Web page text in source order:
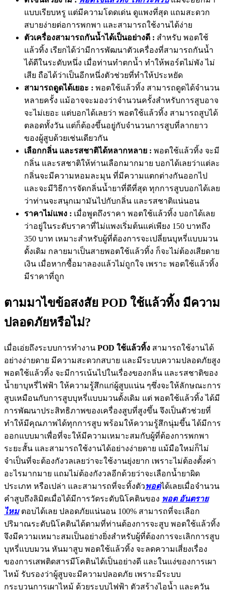
แบบเรียบหรู แต่มีความโดดเด่น ดูแพงที่สุด แถมสะดวก
สบายง่ายต่อการพกพา และสามารถใช้งานได้ง่าย
ตัวเครื่องสามารถกันน้ำได้เป็นอย่างดี : สำหรับ พอตใช้
แล้วทิ้ง เรียกได้ว่ามีการพัฒนาตัวเครื่องที่สามารถกันน้ำ
ได้ดีในระดับหนึ่ง เมื่อท่านทำตกน้ำ ทำให้พอร์ตไม่พัง ไม่
เสีย ถือได้ว่าเป็นอีกหนึ่งตัวช่วยที่ทำให้ประหยัด
สามารถดูดได้เยอะ : พอตใช้แล้วทิ้ง สามารถดูดได้จำนวน
หลายครั้ง แม้อาจจะมองว่าจำนวนครั้งสำหรับการสูบอาจ
จะไม่เยอะ แต่บอกได้เลยว่า พอตใช้แล้วทิ้ง สามารถสูบได้
ตลอดทั้งวัน แต่ก็ต้องขึ้นอยู่กับจำนวนการสูบที่ลากยาว
ของผู้สูบด้วยเช่นเดียวกัน
เลือกกลิ่น และรสชาติได้หลากหลาย : พอตใช้แล้วทิ้ง จะมี
กลิ่น และรสชาติให้ท่านเลือกมากมาย บอกได้เลยว่าแต่ละ
กลิ่นจะมีความหอมละมุน ที่มีความแตกต่างกันออกไป
และจะมีวิธีการจัดกลิ่นน้ำยาที่ดีที่สุด ทุกการสูบบอกได้เลย
ว่าท่านจะสนุกเมามันไปกับกลิ่น และรสชาติแน่นอน
ราคาไม่แพง : เมื่อพูดถึงราคา พอตใช้แล้วทิ้ง บอกได้เลย
ว่าอยู่ในระดับราคาที่ไม่แพงเริ่มต้นแค่เพียง 150 บาทถึง
350 บาท เหมาะสำหรับผู้ที่ต้องการจะเปลี่ยนบุหรี่แบบมวน
ดั้งเดิม กลายมาเป็นสายพอตใช้แล้วทิ้ง ก็จะไม่ต้องเสียดาย
เงิน เมื่อหากซื้อมาลองแล้วไม่ถูกใจ เพราะ พอตใช้แล้วทิ้ง
มีราคาที่ถูก
ตามมาไขข้อสงสัย POD ใช้แล้วทิ้ง มีความ
ปลอดภัยหรือไม่?
เมื่อเอ่ยถึงระบบการทำงาน POD ใช้แล้วทิ้ง สามารถใช้งานได้
อย่างง่ายดาย มีความสะดวกสบาย และมีระบบความปลอดภัยสูง
พอตใช้แล้วทิ้ง จะมีการเน้นไปในเรื่องของกลิ่น และรสชาติของ
น้ำยาบุหรี่ไฟฟ้า ให้ความรู้สึกแก่ผู้สูบแน่น ๆซึ่งจะให้ลักษณะการ
สูบเหมือนกับการสูบบุหรี่แบบมวนดั้งเดิม แต่ พอตใช้แล้วทิ้ง ได้มี
การพัฒนาประสิทธิภาพของเครื่องสูบที่สูงขึ้น จึงเป็นตัวช่วยที่
ทำให้มีคุณภาพได้ทุกการสูบ พร้อมให้ความรู้สึกนุ่มขึ้น ได้มีการ
ออกแบบมาเพื่อที่จะให้มีความเหมาะสมกับผู้ที่ต้องการพกพา
ระยะสั้น และสามารถใช้งานได้อย่างง่ายดาย แม้มือใหม่ก็ไม่
จำเป็นที่จะต้องกังวลเลยว่าจะใช้งานยุ่งยาก เพราะไม่ต้องตั้งค่า
อะไรมากมาย แถมไม่ต้องกังวลอีกด้วยว่าจะเลือกน้ำยาผิด
ประเภท หรือเปล่า และสามารถที่จะทิ้งตัวพอตได้เลยเมื่อจำนวน
คำสูบถึงลิมิตเมื่อได้มีการวัดระดับนิโคตินของ พอต อันตราย
ไหม ตอบได้เลย ปลอดภัยแน่นอน 100% สามารถที่จะเลือก
ปริมาณระดับนิโคตินได้ตามที่ท่านต้องการจะสูบ พอตใช้แล้วทิ้ง
จึงมีความเหมาะสมเป็นอย่างยิ่งสำหรับผู้ที่ต้องการจะเลิกการสูบ
บุหรี่แบบมวน หันมาสูบ พอตใช้แล้วทิ้ง จะลดความเสี่ยงเรื่อง
ของการเสพติดสารมีโคตินได้เป็นอย่างดี และในแง่ของการเผา
ไหม้ รับรองว่าผู้สูบจะมีความปลอดภัย เพราะมีระบบ
กระบวนการเผาไหม้ ด้วยระบบไฟฟ้า ตัวสร้างไอน้ำ และควัน